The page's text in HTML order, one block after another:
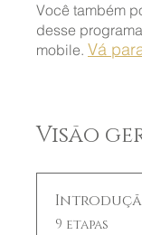
Você também
desse
mobile. Vá
Visão
.9 etapas